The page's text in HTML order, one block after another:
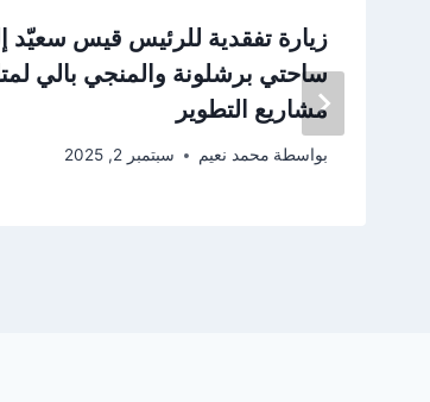
زيارة تفقدية للرئيس قيس سعيّد
ساحتي برشلونة والمنجي بالي
مشاريع التطوير
بواسطة محمد نعيم سبتمبر 2, 2025